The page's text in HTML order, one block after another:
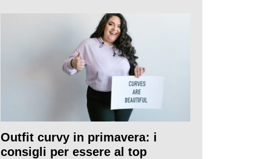
Outfit curvy in primavera: i
consigli per essere al top